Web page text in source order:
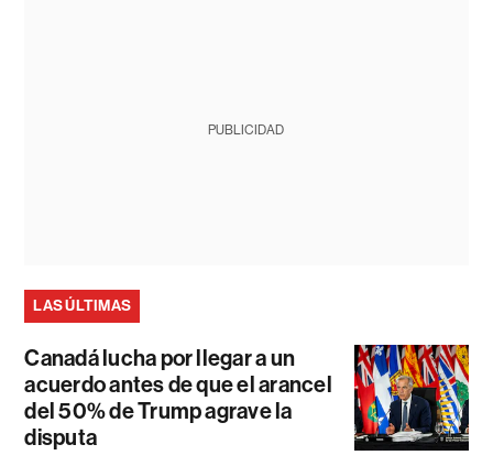
PUBLICIDAD
LAS ÚLTIMAS
Canadá lucha por llegar a un
acuerdo antes de que el arancel
del 50% de Trump agrave la
disputa